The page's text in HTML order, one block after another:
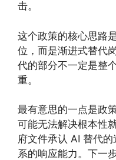
击。
这个政策的核心思路
位，而是渐进式替代
代的部分不一定是整
重。
最有意思的一点是政
可能无法解决根本性
府文件承认 AI 替代
系的响应能力。下一